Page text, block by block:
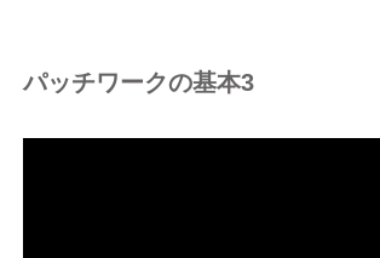
パッチワークの基本3